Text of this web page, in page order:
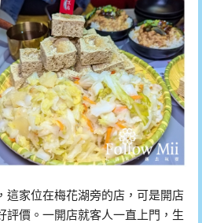
這家位在梅花湖旁的店，可是開店
評價。一開店就客人一直上門，生